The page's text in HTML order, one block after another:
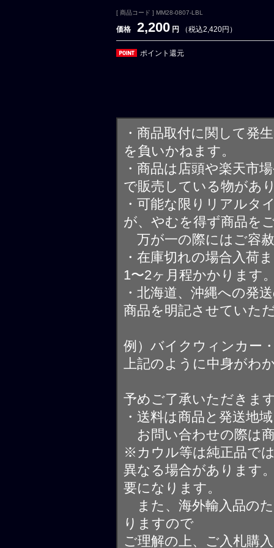
[ 商品コード ] MM28-0807-LBL
価格 2,200 円 （税込2,420円）
ポイント還元
・商品取付に関して発
を負いかねます。
・商品は店頭や楽天市
で販売している物があ
・可能な限りリアルタ
が、やむを得ず商品を
万が一の際にはご容
・在庫切れの場合入荷
1〜2ヶ月程かかります
・北海道、沖縄への発
商品を明記させていた
例）バイクウィンカー
上記のように中身がわ
予めご了承いただきま
・送料は商品と発送地
お問い合わせの際は
※カウル等は純正品で
異なる場合があります
要になります。
また、海外輸入品の
りますので
ご理解の上、ご入札購